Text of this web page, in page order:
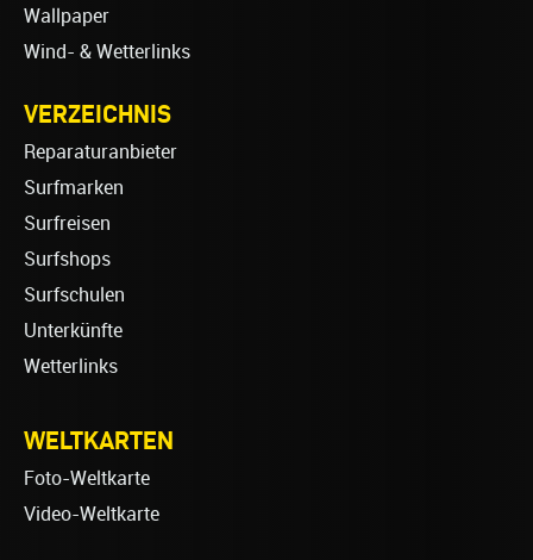
Wallpaper
Wind- & Wetterlinks
VERZEICHNIS
Reparaturanbieter
Surfmarken
Surfreisen
Surfshops
Surfschulen
Unterkünfte
Wetterlinks
WELTKARTEN
Foto-Weltkarte
Video-Weltkarte